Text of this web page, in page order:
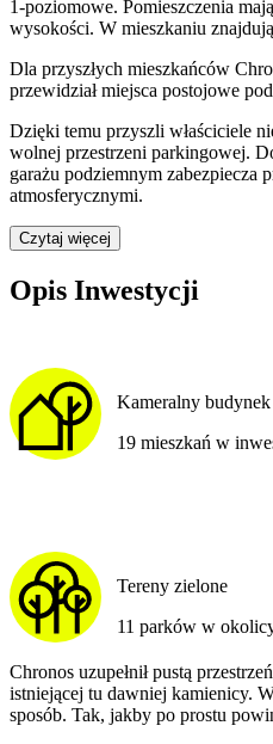
1-poziomowe. Pomieszczenia mają
wysokości. W mieszkaniu znajdują
Dla przyszłych mieszkańców
przewidziałmiejsca postojowe
Dzięki temu przyszli właściciele
wolnej przestrzeni parkingowej.
garażu podziemnym zabezpiecza
atmosferycznymi.
Czytaj więcej
Opis Inwestycji
Kameralny budynek
19 mieszkań w
Tereny zielone
11 parków w
Chronos uzupełnił pustą
istniejącej tu dawniej kamienicy.
sposób. Tak, jakby po prostu